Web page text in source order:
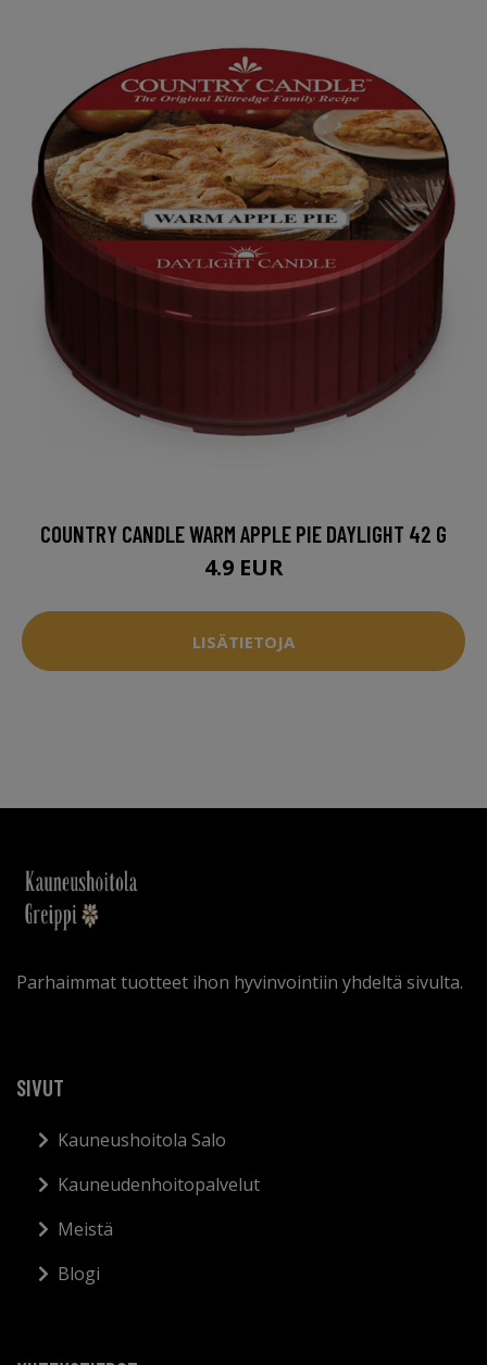
COUNTRY CANDLE WARM APPLE PIE DAYLIGHT 42 G
4.9 EUR
LISÄTIETOJA
Parhaimmat tuotteet ihon hyvinvointiin yhdeltä sivulta.
SIVUT
Kauneushoitola Salo
Kauneudenhoitopalvelut
Meistä
Blogi